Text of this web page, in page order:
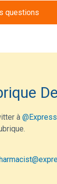
questions
à